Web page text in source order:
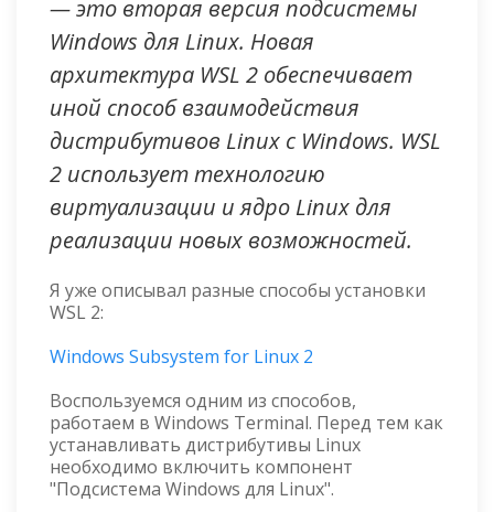
— это вторая версия подсистемы
Windows для Linux. Новая
архитектура WSL 2 обеспечивает
иной способ взаимодействия
дистрибутивов Linux с Windows. WSL
2 использует технологию
виртуализации и ядро Linux для
реализации новых возможностей.
Я уже описывал разные способы установки
WSL 2:
Windows Subsystem for Linux 2
Воспользуемся одним из способов,
работаем в Windows Terminal. Перед тем как
устанавливать дистрибутивы Linux
необходимо включить компонент
"Подсистема Windows для Linux".